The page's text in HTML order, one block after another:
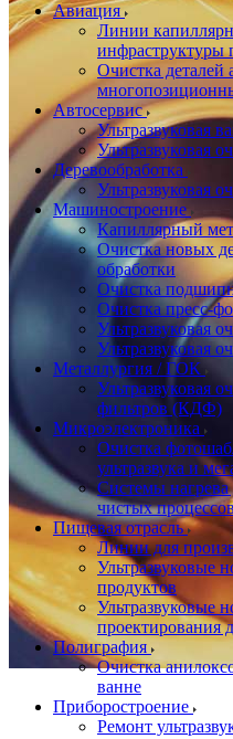
Авиация
Линии
Очистка деталей
Автосервис
Ультразвуковая
Ультразвуковая
Деревообработка
Ультразвуковая
Машиностроение
Капиллярный
Очистка новых
обработки
Очистка
Очистка пресс-
Ультразвуковая
Ультразвуковая
Металлургия / ГОК
Ультразвуковая
фильтров (КДФ)
Микроэлектроника
Очистка
ультразвука и
Системы
чистых
Пищевая отрасль
Линии для
Ультразвуковые
продуктов
Ультразвуковые
проектирования
Полиграфия
Очистка
ванне
Приборостроение
Ремонт